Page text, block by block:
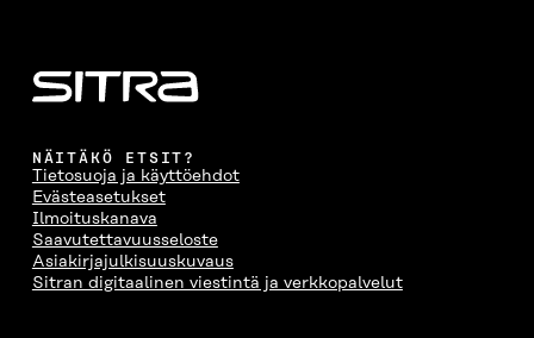
NÄITÄKÖ ETSIT?
Tietosuoja ja käyttöehdot
Evästeasetukset
Ilmoituskanava
Saavutettavuusseloste
Asiakirjajulkisuuskuvaus
Sitran digitaalinen viestintä ja verkkopalvelut